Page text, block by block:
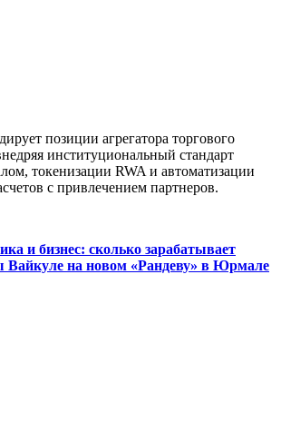
позиции агрегатора торгового
институциональный стандарт
токенизации RWA и автоматизации
с привлечением партнеров.
и бизнес: сколько зарабатывает
на новом «Рандеву» в Юрмале